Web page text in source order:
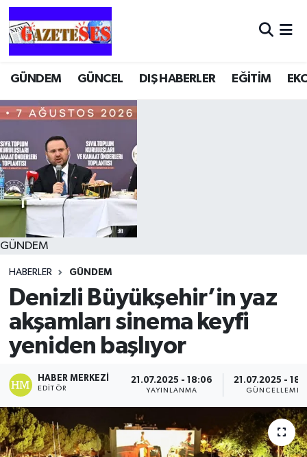
GÜNDEM GÜNCEL DIŞ HABERLER EĞİTİM
GÜNDEM
HABERLER GÜNDEM
Denizli Büyükşehir’in yaz
akşamları sinema keyfi
yeniden başlıyor
HABER MERKEZI
EDITÖR
21.07.2025 - 18:06
YAYINLANMA
21.07.2025 -
GÜNCELLEME